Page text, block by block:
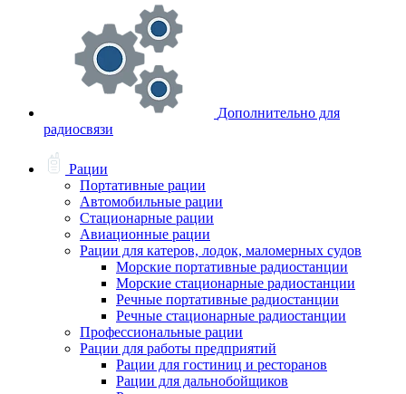
Дополнительно для
радиосвязи
Рации
Портативные рации
Автомобильные рации
Стационарные рации
Авиационные рации
Рации для катеров, лодок, маломерных судов
Морские портативные радиостанции
Морские стационарные радиостанции
Речные портативные радиостанции
Речные стационарные радиостанции
Профессиональные рации
Рации для работы предприятий
Рации для гостиниц и ресторанов
Рации для дальнобойщиков